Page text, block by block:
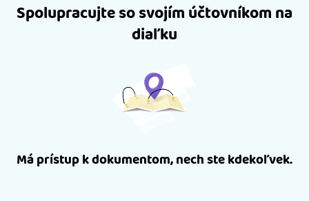
Spolupracujte so svojím účtovníkom na
diaľku
Má prístup k dokumentom, nech ste kdekoľvek.